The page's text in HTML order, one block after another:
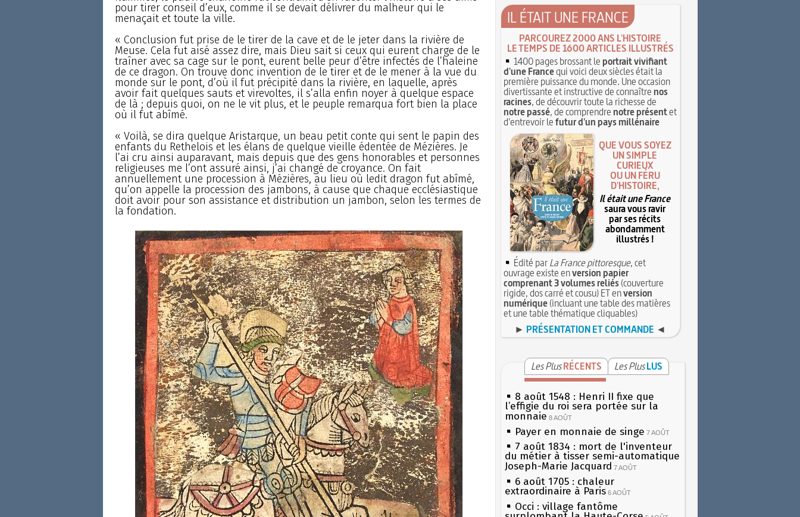
pour tirer conseil d’eux, comme il se devait délivrer du malheur qui le
menaçait et toute la ville.
« Conclusion fut prise de le tirer de la cave et de le jeter dans la rivière de
Meuse. Cela fut aisé assez dire, mais Dieu sait si ceux qui eurent charge de le
traîner avec sa cage sur le pont, eurent belle peur d’être infectés de l’haleine
de ce dragon. On trouve donc invention de le tirer et de le mener à la vue du
monde sur le pont, d’où il fut précipité dans la rivière, en laquelle, après
avoir fait quelques sauts et virevoltes, il s’alla enfin noyer à quelque espace
de là ; depuis quoi, on ne le vit plus, et le peuple remarqua fort bien la place
où il fut abîmé.
« Voilà, se dira quelque Aristarque, un beau petit conte qui sent le papin des
enfants du Rethelois et les élans de quelque vieille édentée de Mézières. Je
l’ai cru ainsi auparavant, mais depuis que des gens honorables et personnes
religieuses me l’ont assuré ainsi, j’ai changé de croyance. On fait
annuellement une procession à Mézières, au lieu où ledit dragon fut abîmé,
qu’on appelle la procession des jambons, à cause que chaque ecclésiastique
doit avoir pour son assistance et distribution un jambon, selon les termes de
la fondation.
IL ÉTAIT UNE FRANCE
PARCOUREZ 2000 ANS L'HISTOIRE
LE TEMPS DE 1600 ARTICLES ILLUSTRÉS
1400 pages brossant leportrait vivifiant
d'une Francequi voici deux siècles était la
première puissance du monde. Une occasion
divertissante et instructive de connaîtrenos
racines, de découvrir toute la richesse de
notre passé, de comprendrenotre présentet
d'entrevoir lefutur d'un pays millénaire
QUE VOUS SOYEZ
UN SIMPLE
CURIEUX
OU UN FÉRU
D'HISTOIRE,
Il était une France
saura vous ravir
par ses récits
abondamment
illustrés !
Édité parLa France pittoresque, cet
ouvrage existe enversion papier
comprenant 3 volumes reliés(couverture
rigide, dos carré et cousu) ET enversion
numérique(incluant une table des matières
et une table thématique cliquables)
► PRÉSENTATION ET COMMANDE ◄
Les Plus RÉCENTS Les Plus LUS
8 août 1548 : Henri II fixe que
l’effigie du roi sera portée sur la
monnaie 8 AOÛT
Payer en monnaie de singe 7 AOÛT
7 août 1834 : mort de l'inventeur
du métier à tisser semi-automatique
Joseph-Marie Jacquard 7 AOÛT
6 août 1705 : chaleur
extraordinaire à Paris 6 AOÛT
Occi : village fantôme